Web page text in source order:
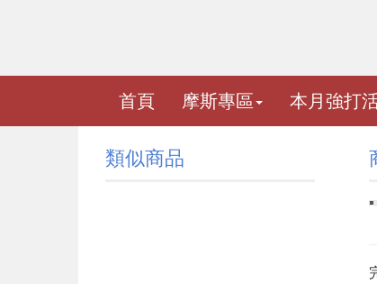
首頁 摩斯專區 本月強打
類似商品